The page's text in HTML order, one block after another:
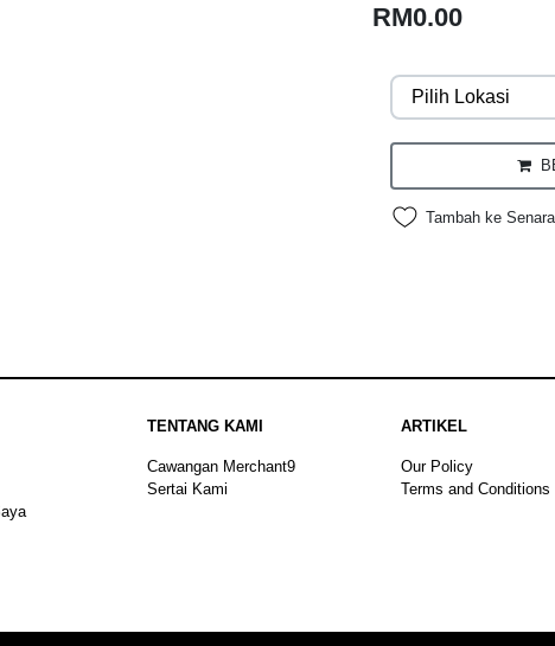
RM0.00
Tambah ke
TENTANG KAMI
Cawangan Merchant9
Sertai Kami
ARTIKEL
Our Policy
Terms and Conditions